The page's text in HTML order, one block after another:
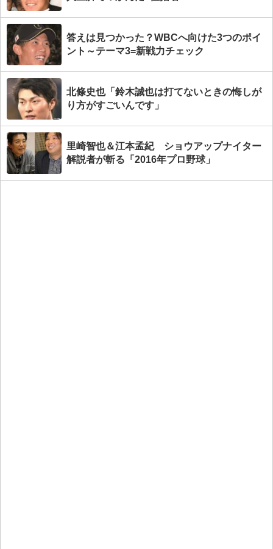
答えは見つかった？WBCへ向けた3つのポイ
ント～テーマ3=新戦力チェック
北條史也「鈴木誠也は打てないときの悔しが
り方がすごいんです」
里崎智也＆江本孟紀 ショウアップナイター
解説者が斬る「2016年プロ野球」